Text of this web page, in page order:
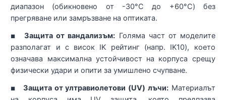
диапазон (обикновено от -30°C до +60°C) без
прегряване или замръзване на оптиката.
■ Защита от вандализъм: Голяма част от моделите
разполагат и с висок IK рейтинг (напр. IK10), което
означава максимална устойчивост на корпуса срещу
физически удари и опити за умишлено счупване.
■ Защита от ултравиолетови (UV) лъчи: Материалът